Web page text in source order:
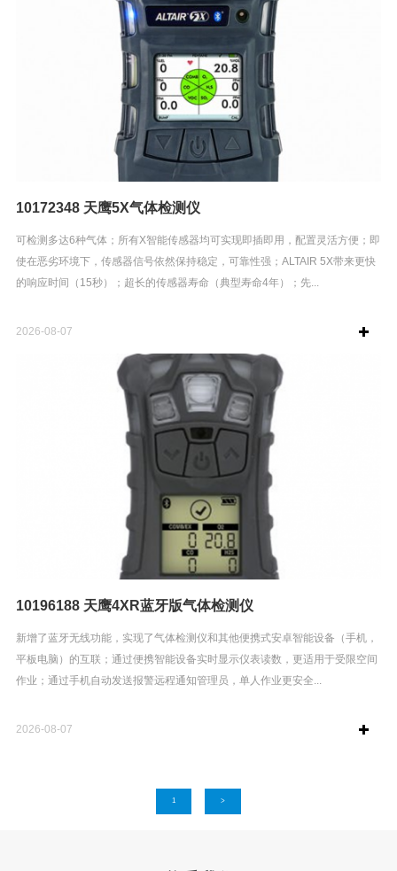
10172348 天鹰5X气体检测仪
可检测多达6种气体；所有X智能传感器均可实现即插即用，配置灵活方便；即
使在恶劣环境下，传感器信号依然保持稳定，可靠性强；ALTAIR 5X带来更快
的响应时间（15秒）；超长的传感器寿命（典型寿命4年）；先...
2026-08-07
10196188 天鹰4XR蓝牙版气体检测仪
新增了蓝牙无线功能，实现了气体检测仪和其他便携式安卓智能设备（手机，
平板电脑）的互联；通过便携智能设备实时显示仪表读数，更适用于受限空间
作业；通过手机自动发送报警远程通知管理员，单人作业更安全...
2026-08-07
1 >